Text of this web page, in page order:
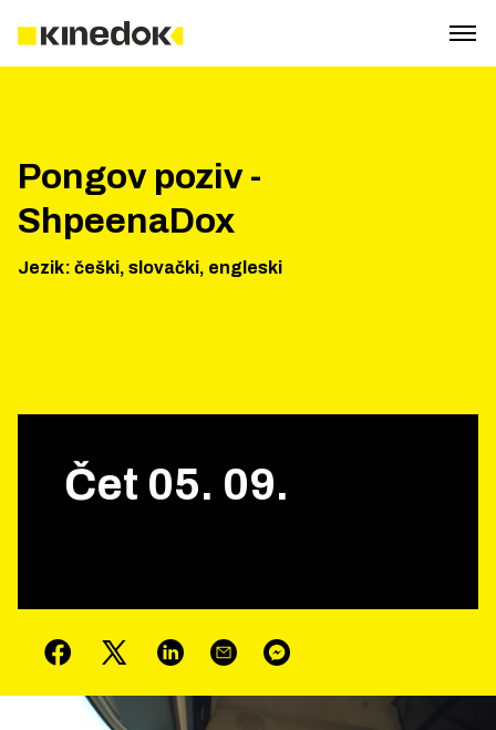
Pongov poziv -
ShpeenaDox
Jezik: češki, slovački, engleski
Čet 05. 09.